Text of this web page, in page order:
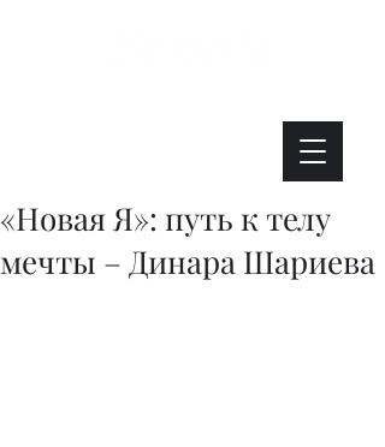
«Новая Я»: путь к телу
мечты – Динара Шариева